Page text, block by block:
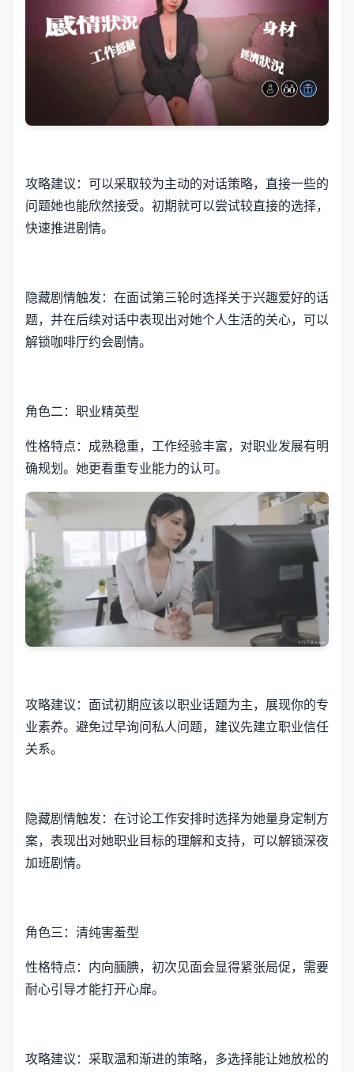
攻略建议：可以采取较为主动的对话策略，直接一些的
问题她也能欣然接受。初期就可以尝试较直接的选择，
快速推进剧情。
隐藏剧情触发：在面试第三轮时选择关于兴趣爱好的话
题，并在后续对话中表现出对她个人生活的关心，可以
解锁咖啡厅约会剧情。
角色二：职业精英型
性格特点：成熟稳重，工作经验丰富，对职业发展有明
确规划。她更看重专业能力的认可。
攻略建议：面试初期应该以职业话题为主，展现你的专
业素养。避免过早询问私人问题，建议先建立职业信任
关系。
隐藏剧情触发：在讨论工作安排时选择为她量身定制方
案，表现出对她职业目标的理解和支持，可以解锁深夜
加班剧情。
角色三：清纯害羞型
性格特点：内向腼腆，初次见面会显得紧张局促，需要
耐心引导才能打开心扉。
攻略建议：采取温和渐进的策略，多选择能让她放松的